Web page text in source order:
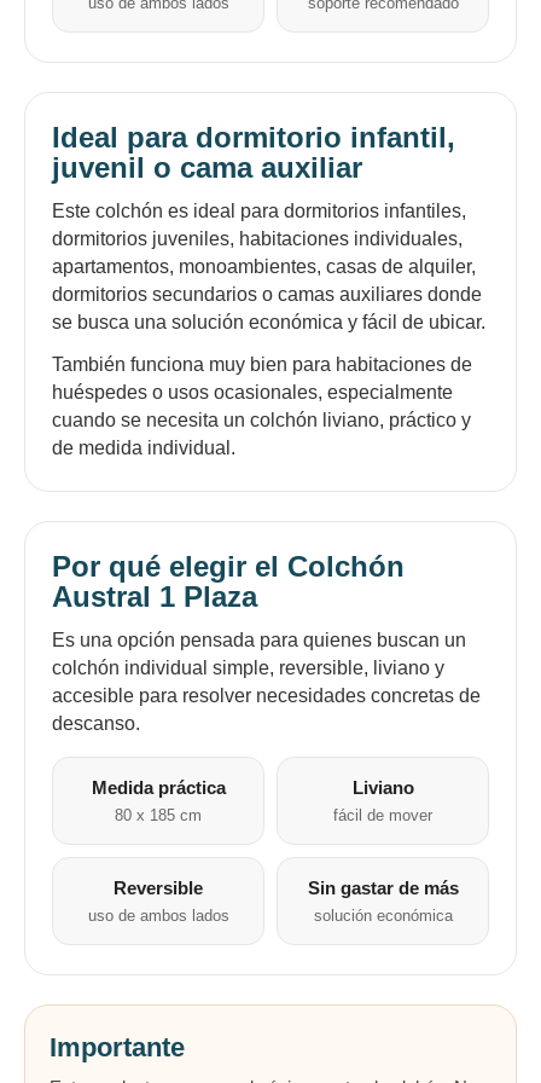
Ideal para dormitorio infantil,
juvenil o cama auxiliar
Este colchón es ideal para dormitorios infantiles,
dormitorios juveniles, habitaciones individuales,
apartamentos, monoambientes, casas de alquiler,
dormitorios secundarios o camas auxiliares donde
se busca una solución económica y fácil de ubicar.
También funciona muy bien para habitaciones de
huéspedes o usos ocasionales, especialmente
cuando se necesita un colchón liviano, práctico y
de medida individual.
Por qué elegir el Colchón
Austral 1 Plaza
Es una opción pensada para quienes buscan un
colchón individual simple, reversible, liviano y
accesible para resolver necesidades concretas de
descanso.
Medida práctica
80 x 185 cm
Liviano
fácil de mover
Reversible
uso de ambos lados
Sin gastar de más
solución económica
Importante